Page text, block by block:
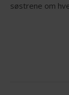
søstrene om